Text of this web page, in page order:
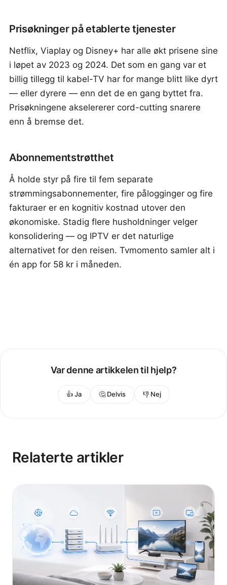
Prisøkninger på etablerte tjenester
Netflix, Viaplay og Disney+ har alle økt prisene sine
i løpet av 2023 og 2024. Det som en gang var et
billig tillegg til kabel-TV har for mange blitt like dyrt
— eller dyrere — enn det de en gang byttet fra.
Prisøkningene akselererer cord-cutting snarere
enn å bremse det.
Abonnementstrøtthet
Å holde styr på fire til fem separate
strømmingsabonnementer, fire pålogginger og fire
fakturaer er en kognitiv kostnad utover den
økonomiske. Stadig flere husholdninger velger
konsolidering — og IPTV er det naturlige
alternativet for den reisen. Tvmomento samler alt i
én app for 58 kr i måneden.
Var denne artikkelen til hjelp?
👍 Ja 🤔 Delvis 👎 Nej
Relaterte artikler